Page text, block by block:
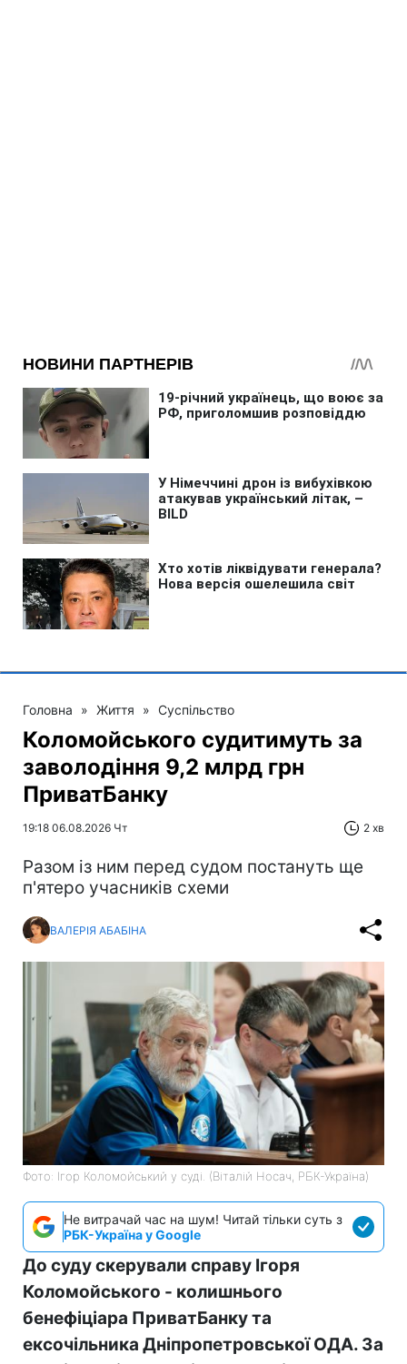
Головна » Життя » Суспільство
Коломойського судитимуть за
заволодіння 9,2 млрд грн
ПриватБанку
19:18 06.08.2026 Чт 2 хв
Разом із ним перед судом постануть ще
п'ятеро учасників схеми
ВАЛЕРІЯ АБАБІНА
Фото: Ігор Коломойський у суді. (Віталій Носач, РБК-Україна)
Не витрачай час на шум! Читай тільки суть з
РБК-Україна у Google
До суду скерували справу Ігоря
Коломойського - колишнього
бенефіціара ПриватБанку та
ексочільника Дніпропетровської ОДА. За